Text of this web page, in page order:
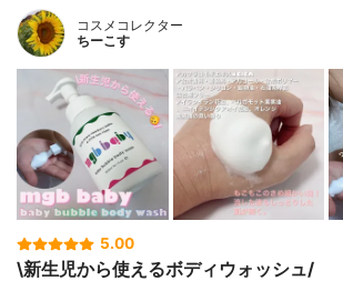
コスメコレクター
ちーこす
5.00
\新生児から使えるボディウォッシュ/